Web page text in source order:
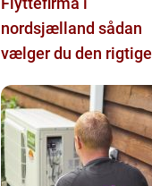
nordsjælland sådan
vælger du den rigtige